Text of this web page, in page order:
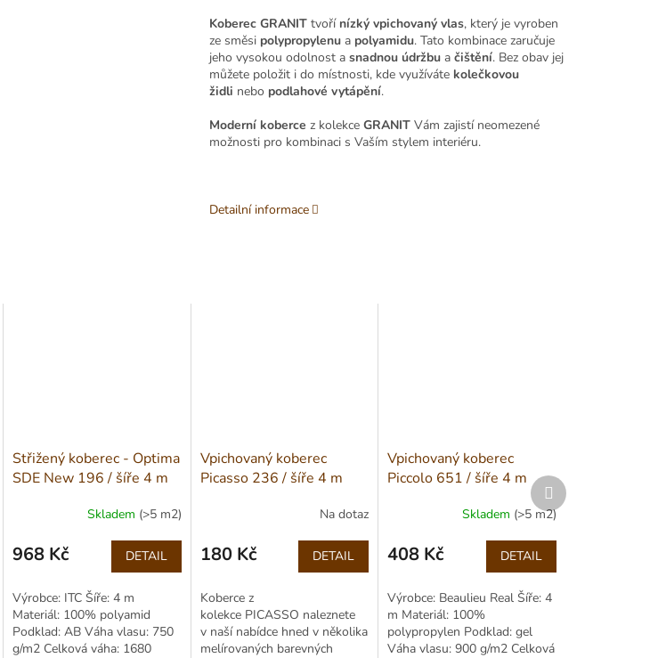
Koberec GRANIT tvoří nízký vpichovaný vlas, který je vyroben
ze směsi polypropylenu a polyamidu. Tato kombinace zaručuje
jeho vysokou odolnost a snadnou údržbu a čištění. Bez obav jej
můžete položit i do místnosti, kde využíváte kolečkovou
židli nebo podlahové vytápění.
Moderní koberce z kolekce GRANIT Vám zajistí neomezené
možnosti pro kombinaci s Vaším stylem interiéru.
Detailní informace
Střižený koberec - Optima
SDE New 196 / šíře 4 m
Skladem (>5 m2)
968 Kč DETAIL
Výrobce: ITC Šíře: 4 m
Materiál: 100% polyamid
Podklad: AB Váha vlasu: 750
g/m2 Celková váha: 1680
Vpichovaný koberec
Picasso 236 / šíře 4 m
Na dotaz
180 Kč DETAIL
Koberce z
kolekce PICASSO naleznete
v naší nabídce hned v několika
melírovaných barevných
Vpichovaný koberec
Piccolo 651 / šíře 4 m
Skladem (>5 m2)
408 Kč DETAIL
Výrobce: Beaulieu Real Šíře: 4
m Materiál: 100%
polypropylen Podklad: gel
Váha vlasu: 900 g/m2 Celková
Další
produkt